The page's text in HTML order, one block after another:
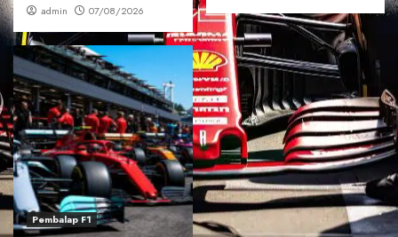
admin 07/08/2026
Pembalap F1